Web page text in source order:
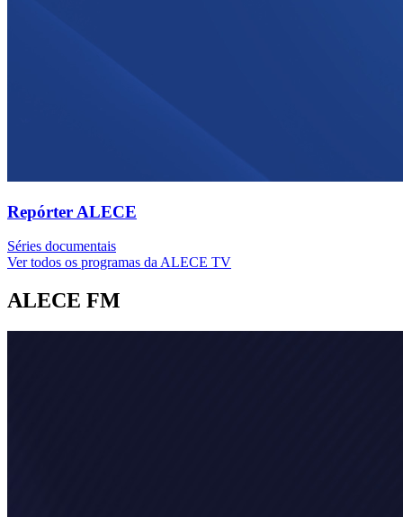
Repórter ALECE
Séries documentais
Ver todos os programas da ALECE TV
ALECE FM